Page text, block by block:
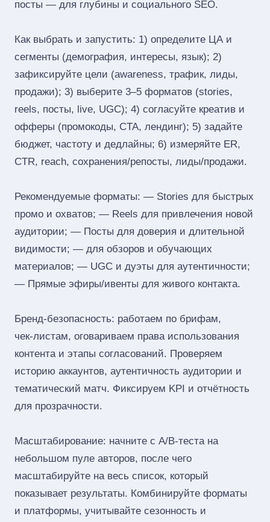
посты — для глубины и социального SEO.
Как выбрать и запустить: 1) определите ЦА и
сегменты (демография, интересы, язык); 2)
зафиксируйте цели (awareness, трафик, лиды,
продажи); 3) выберите 3–5 форматов (stories,
reels, посты, live, UGC); 4) согласуйте креатив и
офферы (промокоды, CTA, лендинг); 5) задайте
бюджет, частоту и дедлайны; 6) измеряйте ER,
CTR, reach, сохранения/репосты, лиды/продажи.
Рекомендуемые форматы: — Stories для быстрых
промо и охватов; — Reels для привлечения новой
аудитории; — Посты для доверия и длительной
видимости; — для обзоров и обучающих
материалов; — UGC и дуэты для аутентичности;
— Прямые эфиры/ивенты для живого контакта.
Бренд‑безопасность: работаем по брифам,
чек‑листам, оговариваем права использования
контента и этапы согласований. Проверяем
историю аккаунтов, аутентичность аудитории и
тематический матч. Фиксируем KPI и отчётность
для прозрачности.
Масштабирование: начните с A/B‑теста на
небольшом пуле авторов, после чего
масштабируйте на весь список, который
показывает результаты. Комбинируйте форматы
и платформы, учитывайте сезонность и